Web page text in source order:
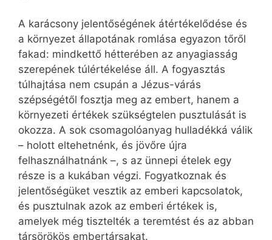
A karácsony jelentőségének átértékelődése és
a környezet állapotának romlása egyazon tőről
fakad: mindkettő hétterében az anyagiasság
szerepének túlértékelése áll. A fogyasztás
túlhajtása nem csupán a Jézus-várás
szépségétől fosztja meg az embert, hanem a
környezeti értékek szükségtelen pusztulását is
okozza. A sok csomagolóanyag hulladékká válik
– holott eltehetnénk, és jövőre újra
felhasználhatnánk –, s az ünnepi ételek egy
része is a kukában végzi. Fogyatkoznak és
jelentőségüket vesztik az emberi kapcsolatok,
és pusztulnak azok az emberi értékek is,
amelyek még tisztelték a teremtést és az abban
társörökös embertársakat.